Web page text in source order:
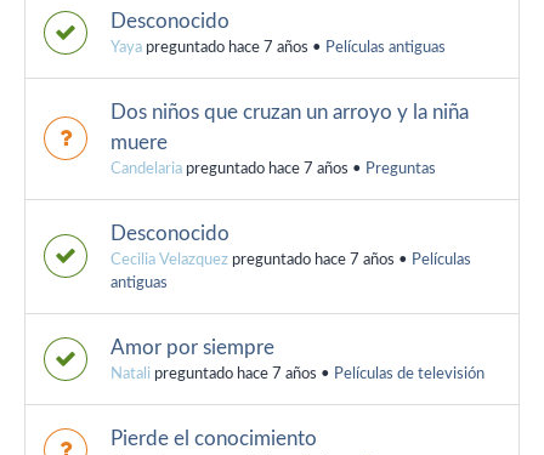
Desconocido
Yaya preguntado hace 7 años • Películas antiguas
Dos niños que cruzan un arroyo y la niña
muere
Candelaria preguntado hace 7 años • Preguntas
Desconocido
Cecilia Velazquez preguntado hace 7 años • Películas
antiguas
Amor por siempre
Natali preguntado hace 7 años • Películas de televisión
Pierde el conocimiento